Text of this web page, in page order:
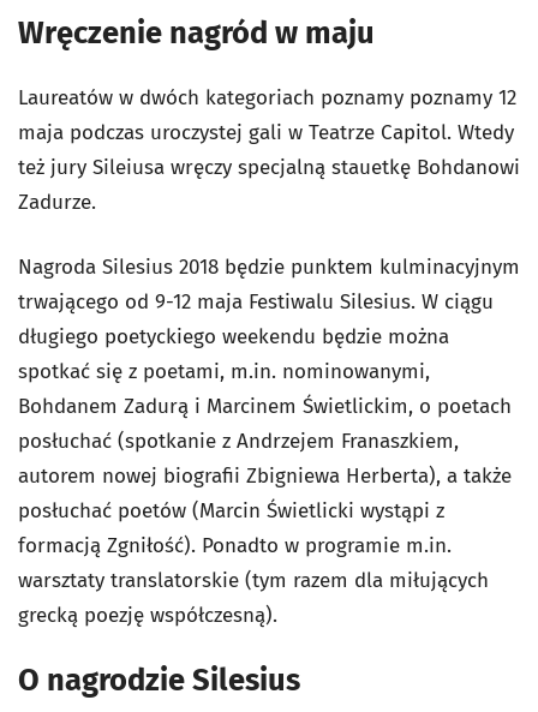
Wręczenie nagród w maju
Laureatów w dwóch kategoriach poznamy poznamy 12
maja podczas uroczystej gali w Teatrze Capitol. Wtedy
też jury Sileiusa wręczy specjalną stauetkę Bohdanowi
Zadurze.
Nagroda Silesius 2018 będzie punktem kulminacyjnym
trwającego od 9-12 maja Festiwalu Silesius. W ciągu
długiego poetyckiego weekendu będzie można
spotkać się z poetami, m.in. nominowanymi,
Bohdanem Zadurą i Marcinem Świetlickim, o poetach
posłuchać (spotkanie z Andrzejem Franaszkiem,
autorem nowej biografii Zbigniewa Herberta), a także
posłuchać poetów (Marcin Świetlicki wystąpi z
formacją Zgniłość). Ponadto w programie m.in.
warsztaty translatorskie (tym razem dla miłujących
grecką poezję współczesną).
O nagrodzie Silesius